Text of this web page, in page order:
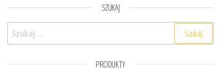
SZUKAJ
Szukaj:
PRODUKTY